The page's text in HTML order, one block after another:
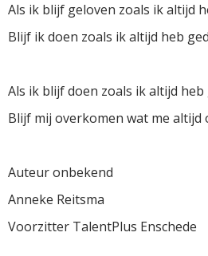
Als ik blijf geloven zoals ik altijd
Blijf ik doen zoals ik altijd heb
Als ik blijf doen zoals ik altijd heb
Blijf mij overkomen wat me altijd
Auteur onbekend
Anneke Reitsma
Voorzitter TalentPlus Enschede